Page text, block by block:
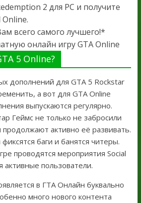
2 для PC и получите
Online.
всего самого лучшего!*
онлайн игру GTA Online
5 Online?
дополнений для GTA 5 Rockstar
а вот для GTA Online
выпускаются регулярно.
Геймс не только не забросили
активно её развивать.
баги и банятся читеры.
проводятся мероприятия Social
активные пользователи.
в ГТА Онлайн буквально
много нового контента